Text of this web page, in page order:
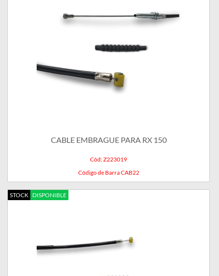
CABLE EMBRAGUE PARA RX 150
Cód: Z223019
Código de Barra CAB22
STOCK DISPONIBLE